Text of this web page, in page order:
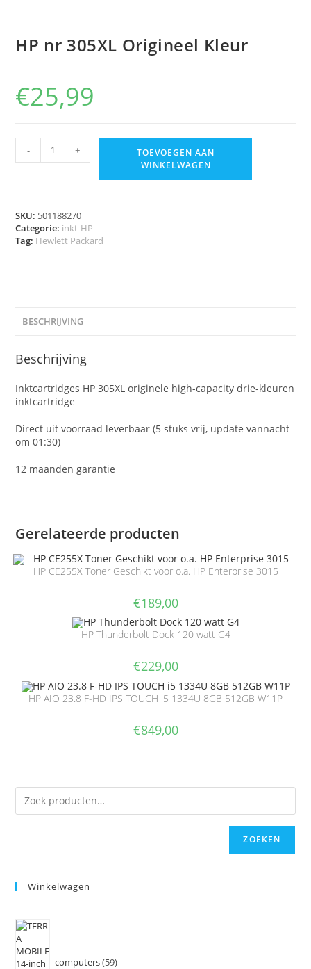
HP nr 305XL Origineel Kleur
€25,99
- +
TOEVOEGEN AAN
WINKELWAGEN
SKU: 501188270
Categorie: inkt-HP
Tag: Hewlett Packard
BESCHRIJVING
Beschrijving
Inktcartridges HP 305XL originele high-capacity drie-kleuren
inktcartridge
Direct uit voorraad leverbaar (5 stuks vrij, update vannacht
om 01:30)
12 maanden garantie
Gerelateerde producten
HP CE255X Toner Geschikt voor o.a. HP Enterprise 3015
€189,00
HP Thunderbolt Dock 120 watt G4
€229,00
HP AIO 23.8 F-HD IPS TOUCH i5 1334U 8GB 512GB W11P
€849,00
ZOEKEN
Winkelwagen
computers 59